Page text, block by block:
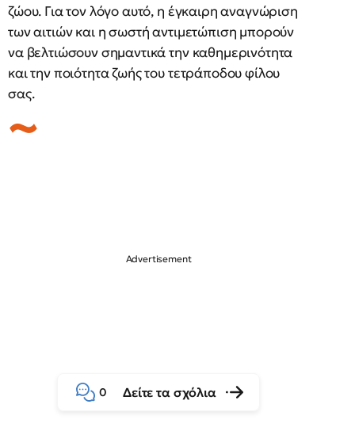
ζώου. Για τον λόγο αυτό, η έγκαιρη αναγνώριση
των αιτιών και η σωστή αντιμετώπιση μπορούν
να βελτιώσουν σημαντικά την καθημερινότητα
και την ποιότητα ζωής του τετράποδου φίλου
σας.
0 Δείτε τα σχόλια